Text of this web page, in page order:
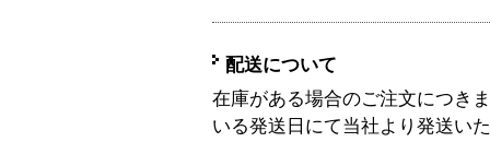
配送について
在庫がある場合のご注文につき
いる発送日にて当社より発送い